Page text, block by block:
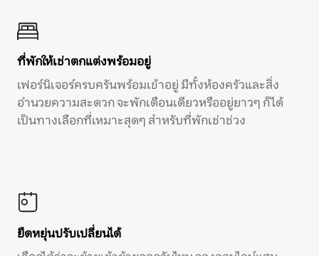
ที่พักให้เช่าตกแต่งพร้อมอยู่
เฟอร์นิเจอร์ครบครันพร้อมเข้าอยู่ มีทั้งห้องครัวและสิ่ง
อำนวยความสะดวก จะพักเดือนเดียวหรืออยู่ยาวๆ ก็ได้
เป็นทางเลือกที่เหมาะสุดๆ สำหรับที่พักเช่าช่วง
ยืดหยุ่นปรับเปลี่ยนได้